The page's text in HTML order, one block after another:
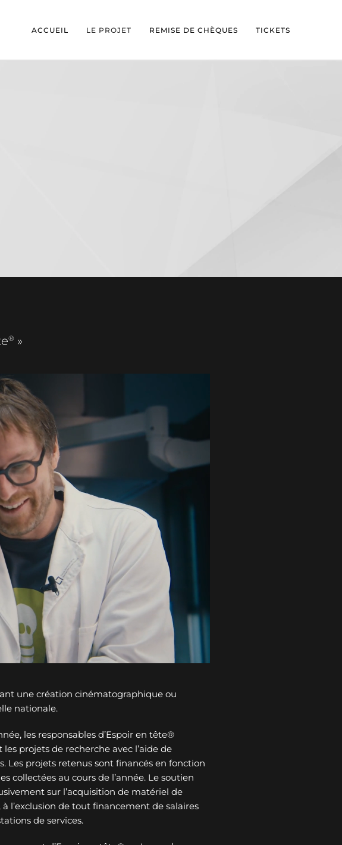
ACCUEIL LE PROJET REMISE DE CHÈQUES TICKETS
® »
une création cinématographique ou
nationale.
les responsables d’Espoir en tête®
projets de recherche avec l’aide de
Les projets retenus sont financés en fonction
collectées au cours de l’année. Le soutien
sur l’acquisition de matériel de
à l’exclusion de tout financement de salaires
de services.